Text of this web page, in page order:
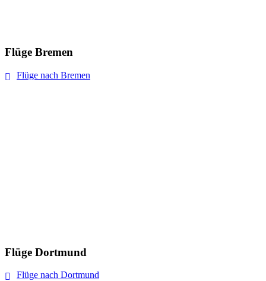
Flüge Bremen
Flüge nach Bremen
Flüge Dortmund
Flüge nach Dortmund